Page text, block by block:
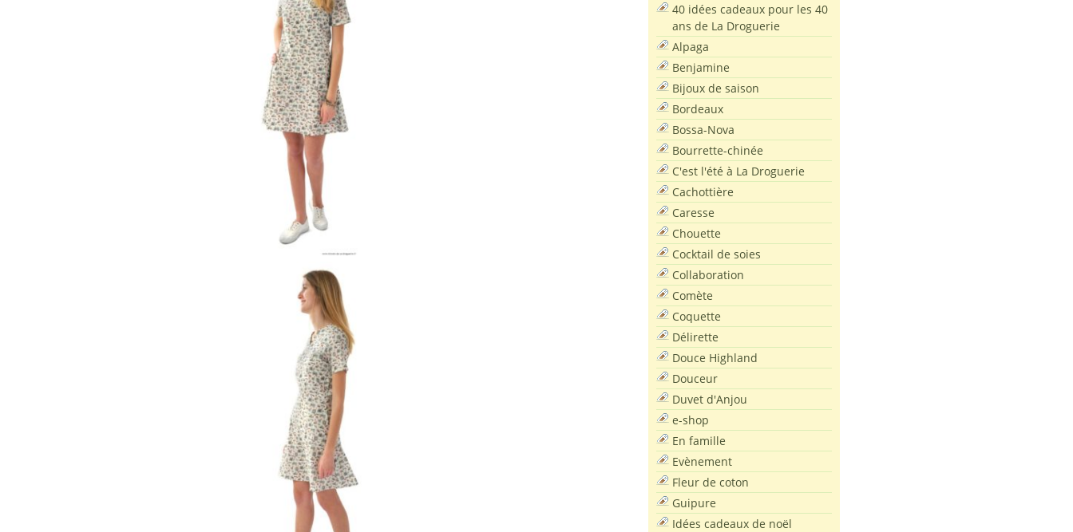
40 idées cadeaux pour les 40
ans de La Droguerie
Alpaga
Benjamine
Bijoux de saison
Bordeaux
Bossa-Nova
Bourrette-chinée
C'est l'été à La Droguerie
Cachottière
Caresse
Chouette
Cocktail de soies
Collaboration
Comète
Coquette
Délirette
Douce Highland
Douceur
Duvet d'Anjou
e-shop
En famille
Evènement
Fleur de coton
Guipure
Idées cadeaux de noël